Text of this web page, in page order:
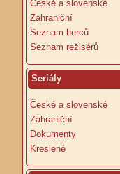
České a slovenské
Zahraniční
Seznam herců
Seznam režisérů
Seriály
České a slovenské
Zahraniční
Dokumenty
Kreslené